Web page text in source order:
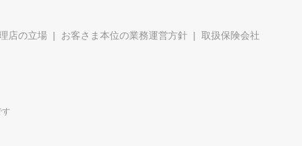
店の立場 お客さま本位の業務運営方針 取扱保険会社